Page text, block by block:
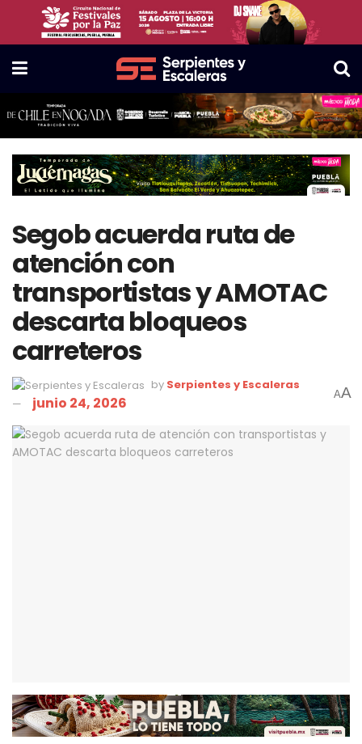
Segob acuerda ruta de
atención con
transportistas y AMOTAC
descarta bloqueos
carreteros
by Serpientes y Escaleras
junio 24, 2026 AA